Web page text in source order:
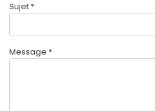
Sujet *
Message *